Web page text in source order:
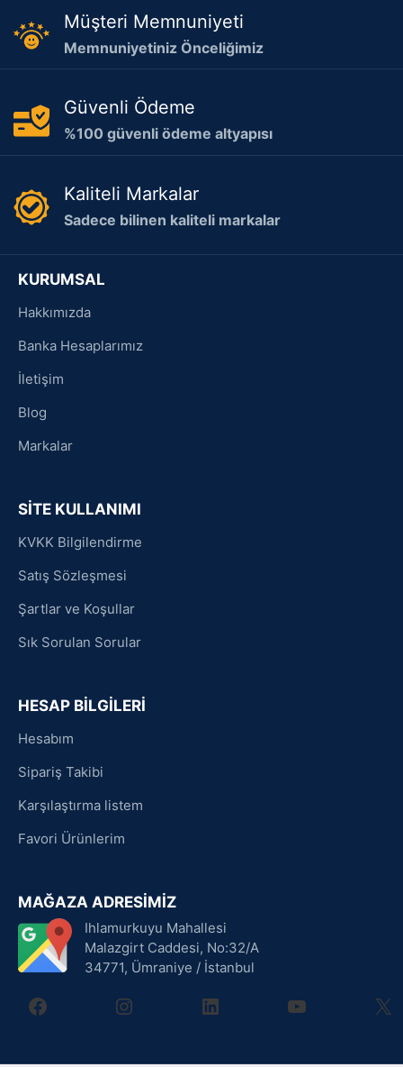
Müşteri Memnuniyeti
Memnuniyetiniz Önceliğimiz
Güvenli Ödeme
%100 güvenli ödeme altyapısı
Kaliteli Markalar
Sadece bilinen kaliteli markalar
KURUMSAL
Hakkımızda
Banka Hesaplarımız
İletişim
Blog
Markalar
SİTE KULLANIMI
KVKK Bilgilendirme
Satış Sözleşmesi
Şartlar ve Koşullar
Sık Sorulan Sorular
HESAP BİLGİLERİ
Hesabım
Sipariş Takibi
Karşılaştırma listem
Favori Ürünlerim
MAĞAZA ADRESİMİZ
Ihlamurkuyu Mahallesi
Malazgirt Caddesi, No:32/A
34771, Ümraniye / İstanbul
facebookinstagramlinkedin youtube X